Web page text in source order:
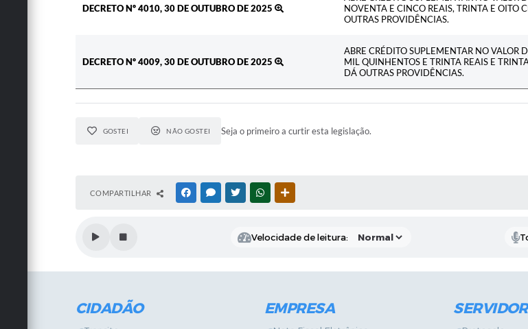
DECRETO Nº 4010, 30 DE OUTUBRO DE 2025
NOVENTA E CINCO REAIS, TRINTA E OITO
OUTRAS PROVIDÊNCIAS.
DECRETO Nº 4009, 30 DE OUTUBRO DE 2025
ABRE CRÉDITO SUPLEMENTAR NO VALOR
MIL QUINHENTOS E TRINTA REAIS E
DÁ OUTRAS PROVIDÊNCIAS.
GOSTEI NÃO GOSTEI Seja o primeiro a curtir esta legislação.
COMPARTILHAR FACEBOOKMESSENGER
TWITTERWHATSAPP
Velocidade de leitura:
CIDADÃO EMPRESA SERVIDOR